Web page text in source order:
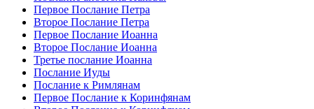
Первое Послание Петра
Второе Послание Петра
Первое Послание Иоанна
Второе Послание Иоанна
Третье послание Иоанна
Послание Иуды
Послание к Римлянам
Первое Послание к Коринфянам